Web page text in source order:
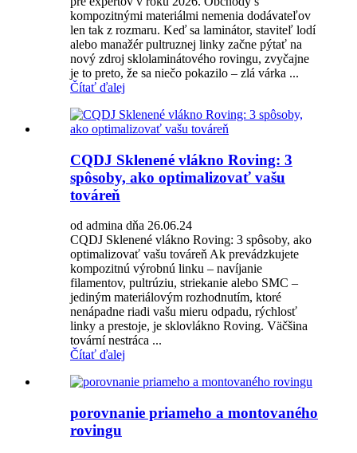
kompozitnými materiálmi nemenia dodávateľov
len tak z rozmaru. Keď sa laminátor, staviteľ lodí
alebo manažér pultruznej linky začne pýtať na
nový zdroj sklolaminátového rovingu, zvyčajne
je to preto, že sa niečo pokazilo – zlá várka ...
Čítať ďalej
CQDJ Sklenené vlákno Roving: 3
spôsoby, ako optimalizovať vašu
továreň
od admina dňa 26.06.24
CQDJ Sklenené vlákno Roving: 3 spôsoby, ako
optimalizovať vašu továreň Ak prevádzkujete
kompozitnú výrobnú linku – navíjanie
filamentov, pultrúziu, striekanie alebo SMC –
jediným materiálovým rozhodnutím, ktoré
nenápadne riadi vašu mieru odpadu, rýchlosť
linky a prestoje, je sklovlákno Roving. Väčšina
tovární nestráca ...
Čítať ďalej
porovnanie priameho a montovaného
rovingu